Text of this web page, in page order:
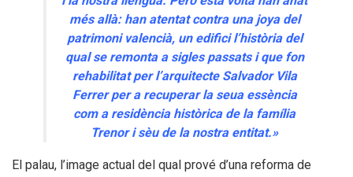
més allà: han atentat contra una joya del
patrimoni valencià, un edifici l’història del
qual se remonta a sigles passats i que fon
rehabilitat per l’arquitecte Salvador Vila
Ferrer per a recuperar la seua essència
com a residència històrica de la família
Trenor i sèu de la nostra entitat.»
El palau, l’image actual del qual prové d’una reforma de